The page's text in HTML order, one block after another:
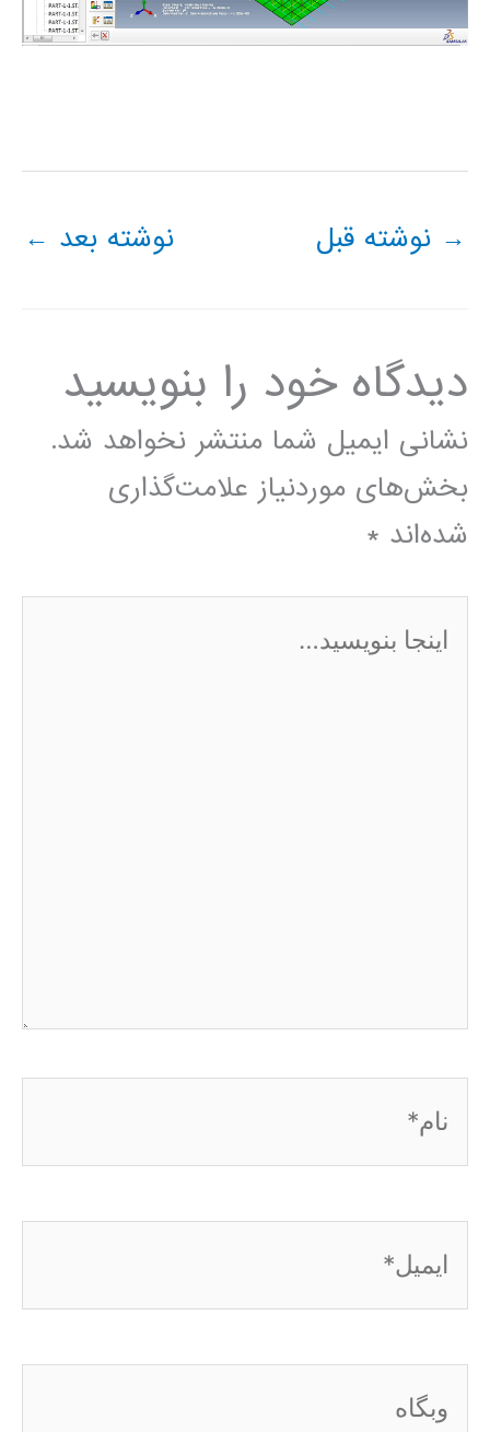
→ نوشته قبل نوشته بعد ←
دیدگاه‌ خود را بنویسید
نشانی ایمیل شما منتشر نخواهد شد.
بخش‌های موردنیاز علامت‌گذاری
شده‌اند *
اینجا
بنویسید…
نام*
ایمیل*
وبگاه